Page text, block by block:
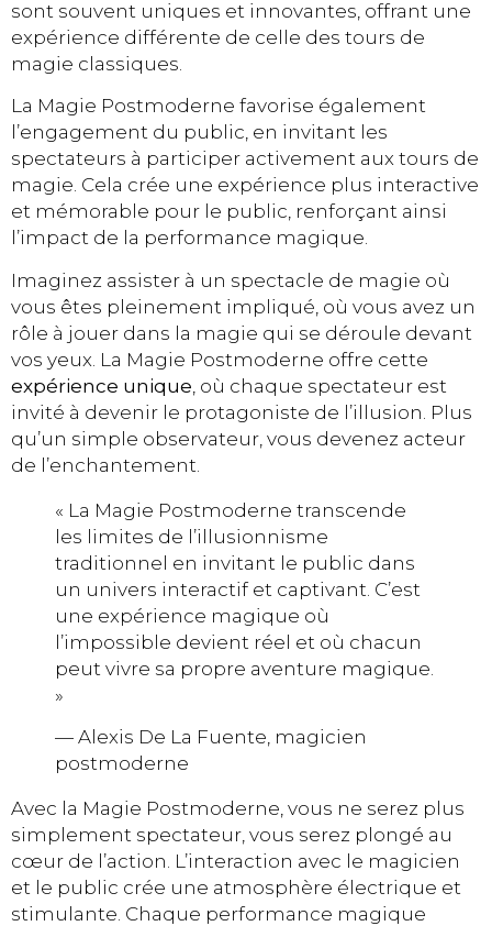
sont souvent uniques et innovantes, offrant une
expérience différente de celle des tours de
magie classiques.
La Magie Postmoderne favorise également
l’engagement du public, en invitant les
spectateurs à participer activement aux tours de
magie. Cela crée une expérience plus interactive
et mémorable pour le public, renforçant ainsi
l’impact de la performance magique.
Imaginez assister à un spectacle de magie où
vous êtes pleinement impliqué, où vous avez un
rôle à jouer dans la magie qui se déroule devant
vos yeux. La Magie Postmoderne offre cette
expérience unique , où chaque spectateur est
invité à devenir le protagoniste de l’illusion. Plus
qu’un simple observateur, vous devenez acteur
de l’enchantement.
« La Magie Postmoderne transcende
les limites de l’illusionnisme
traditionnel en invitant le public dans
un univers interactif et captivant. C’est
une expérience magique où
l’impossible devient réel et où chacun
peut vivre sa propre aventure magique.
»
— Alexis De La Fuente, magicien
postmoderne
Avec la Magie Postmoderne, vous ne serez plus
simplement spectateur, vous serez plongé au
cœur de l’action. L’interaction avec le magicien
et le public crée une atmosphère électrique et
stimulante. Chaque performance magique